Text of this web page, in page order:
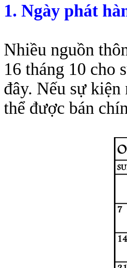
1. Ngày phát
Nhiều nguồn
16 tháng 10 cho
đây. Nếu sự
thể được bán